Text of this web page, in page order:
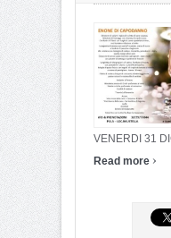
VENERDI 31
Read more ›